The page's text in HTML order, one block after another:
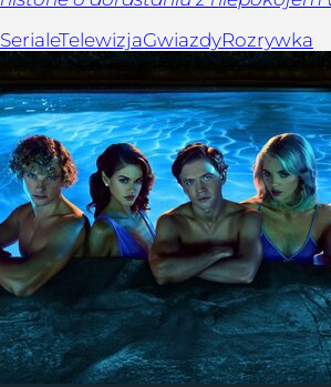
SerialeTelewizjaGwiazdyRozrywka